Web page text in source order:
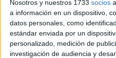
Nosotros y nuestros 1733 socios
a información en un dispositivo,
datos personales, como
estándar enviada por un
personalizado, medición de
investigación de audiencia y
temática religiosa, visitas
lugares de culto de las
religiosas, así como talleres
mesas redondas.